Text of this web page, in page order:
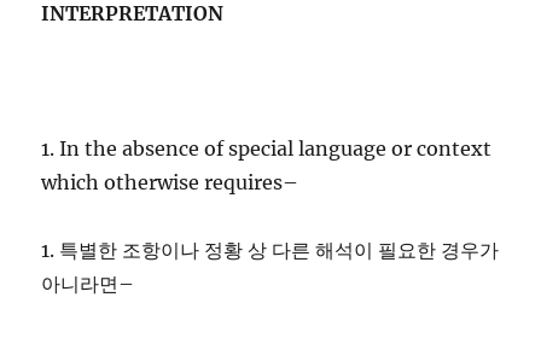
INTERPRETATION
1. In the absence of special language or context
which otherwise requires–
1. 특별한 조항이나 정황 상 다른 해석이 필요한 경우가
아니라면–